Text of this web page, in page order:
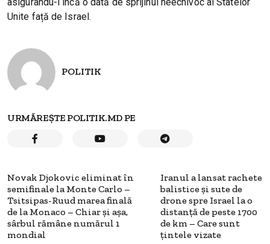
Unite față de Israel.
POLITIK
URMĂREȘTE POLITIK.MD PE
Novak Djokovic eliminat în
semifinale la Monte Carlo –
Tsitsipas-Ruud marea finală
de la Monaco – Chiar și așa,
sârbul rămâne numărul 1
mondial
Iranul a lansat rachete
balistice și sute de
drone spre Israel la o
distanță de peste 1700
de km – Care sunt
țintele vizate